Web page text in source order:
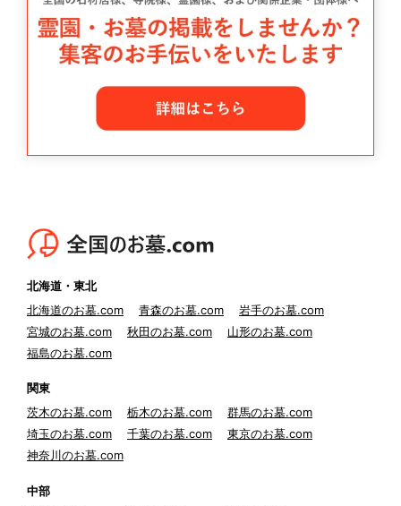
北海道・東北
北海道のお墓.com
青森のお墓.com
岩手のお墓.com
宮城のお墓.com
秋田のお墓.com
山形のお墓.com
福島のお墓.com
関東
茨木のお墓.com
栃木のお墓.com
群馬のお墓.com
埼玉のお墓.com
千葉のお墓.com
東京のお墓.com
神奈川のお墓.com
中部